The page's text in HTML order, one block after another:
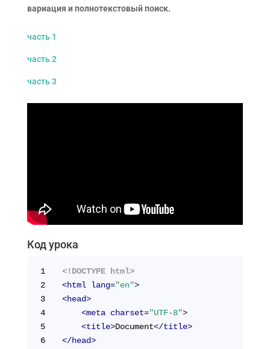
вариация и полнотекстовый поиск.
часть 1
часть 2
часть 3
Код урока
1
<!DOCTYPE html>
2
<html lang="en">
3
<head>
4
<meta charset="UTF-8">
5
<title>Document</title>
6
</head>